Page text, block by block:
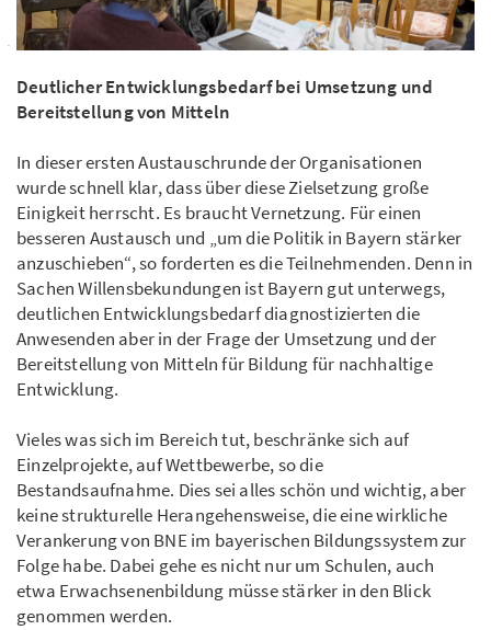
Deutlicher Entwicklungsbedarf bei Umsetzung und
Bereitstellung von Mitteln
In dieser ersten Austauschrunde der Organisationen
wurde schnell klar, dass über diese Zielsetzung große
Einigkeit herrscht. Es braucht Vernetzung. Für einen
besseren Austausch und „um die Politik in Bayern stärker
anzuschieben“, so forderten es die Teilnehmenden. Denn in
Sachen Willensbekundungen ist Bayern gut unterwegs,
deutlichen Entwicklungsbedarf diagnostizierten die
Anwesenden aber in der Frage der Umsetzung und der
Bereitstellung von Mitteln für Bildung für nachhaltige
Entwicklung.
Vieles was sich im Bereich tut, beschränke sich auf
Einzelprojekte, auf Wettbewerbe, so die
Bestandsaufnahme. Dies sei alles schön und wichtig, aber
keine strukturelle Herangehensweise, die eine wirkliche
Verankerung von BNE im bayerischen Bildungssystem zur
Folge habe. Dabei gehe es nicht nur um Schulen, auch
etwa Erwachsenenbildung müsse stärker in den Blick
genommen werden.